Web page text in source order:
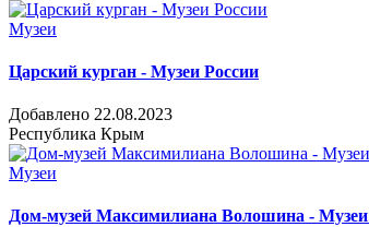
Музеи
Царский курган - Музеи России
Добавлено 22.08.2023
Республика Крым
Музеи
Дом-музей Максимилиана Волошина - Музеи